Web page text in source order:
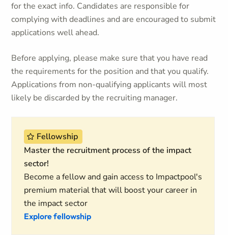
for the exact info. Candidates are responsible for
complying with deadlines and are encouraged to submit
applications well ahead.
Before applying, please make sure that you have read
the requirements for the position and that you qualify.
Applications from non-qualifying applicants will most
likely be discarded by the recruiting manager.
Fellowship
Master the recruitment process of the impact
sector!
Become a fellow and gain access to Impactpool's
premium material that will boost your career in
the impact sector
Explore fellowship